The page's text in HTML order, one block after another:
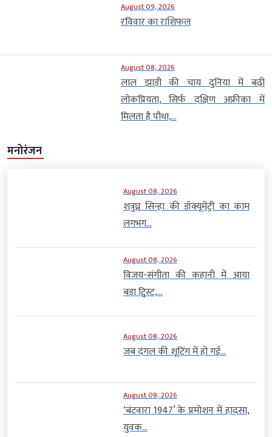
August 09, 2026
रविवार का राशिफल
August 08, 2026
लाल झाड़ी की चाय दुनिया में बढ़ी
लोकप्रियता, सिर्फ दक्षिण अफ्रीका में
मिलता है पौधा,...
मनोरंजन
August 08, 2026
शत्रुघ्न सिन्हा की डॉक्यूमेंट्री का काम
लगभग...
August 08, 2026
विजय-संगीता की कहानी में आया
बड़ा ट्विस्ट,...
August 08, 2026
जब दंगल की शूटिंग में हो गई...
August 08, 2026
‘बंटवारा 1947’ के प्रमोशन में हादसा,
युवक...